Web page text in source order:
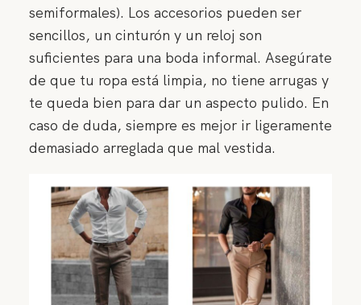
semiformales). Los accesorios pueden ser
sencillos, un cinturón y un reloj son
suficientes para una boda informal. Asegúrate
de que tu ropa está limpia, no tiene arrugas y
te queda bien para dar un aspecto pulido. En
caso de duda, siempre es mejor ir ligeramente
demasiado arreglada que mal vestida.